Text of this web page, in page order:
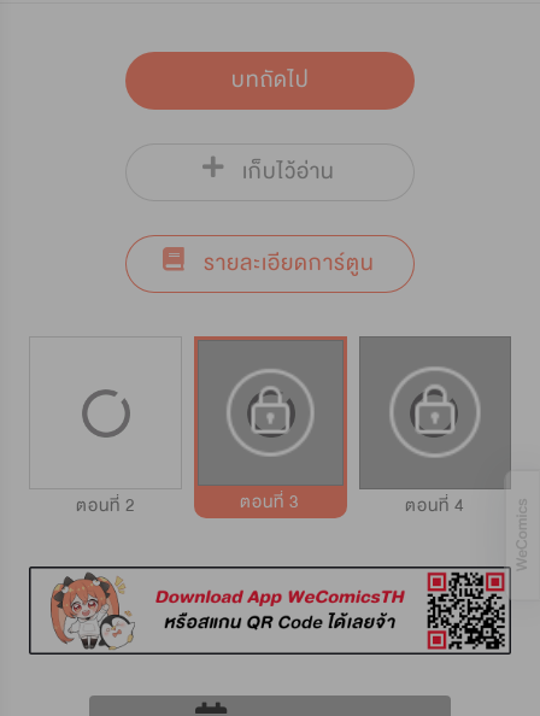
บทถัดไป
เก็บไว้อ่าน
รายละเอียดการ์ตูน
ตอนที่ 2 ตอนที่ 3 ตอนที่ 4